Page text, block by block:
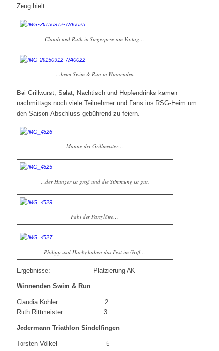
Zeug hielt.
Claudi und Ruth in Siegerpose am Vortag…
…beim Swim & Run in Winnenden
Bei Grillwurst, Salat, Nachtisch und Hopfendrinks kamen
nachmittags noch viele Teilnehmer und Fans ins RSG-Heim um
den Saison-Abschluss gebührend zu feiern.
Manne der Grillmeister…
…der Hunger ist groß und die Stimmung ist gut.
Fabi der Partylöwe…
Philipp und Hacky haben das Fest im Griff…
Ergebnisse: Platzierung AK
Winnenden Swim & Run
Claudia Kohler 2
Ruth Rittmeister 3
Jedermann Triathlon Sindelfingen
Torsten Völkel 5